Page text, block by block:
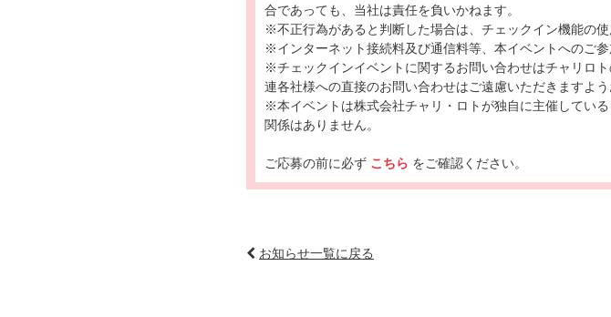
合であっても、当社は責任を負いかねます。
※不正行為があると判断した場合は、チェックイン機能の
※インターネット接続料及び通信料等、本イベントへのご
※チェックインイベントに関するお問い合わせはチャリロ
連各社様への直接のお問い合わせはご遠慮いただきますよう
※本イベントは株式会社チャリ・ロトが独自に主催してい
関係はありません。
ご応募の前に必ず こちら をご確認ください。
お知らせ一覧に戻る